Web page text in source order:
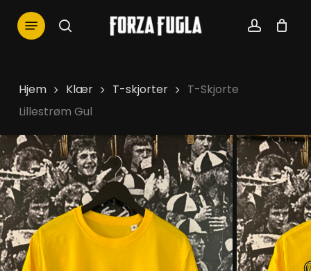
search account
Menu
Hjem Klær T-skjorter
T-Skjorte
Lillestrøm Gul